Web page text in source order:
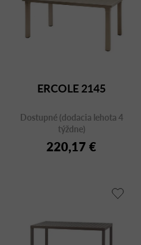
ERCOLE 2145
Dostupné (dodacia lehota 4
týždne)
220,17 €